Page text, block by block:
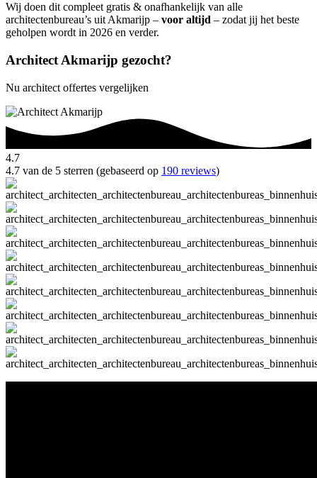
Wij doen dit compleet gratis & onafhankelijk van alle
architectenbureau’s uit Akmarijp – voor altijd – zodat jij het beste
geholpen wordt in 2026 en verder.
Architect Akmarijp gezocht?
Nu architect offertes vergelijken
4.7
4.7 van de 5 sterren (gebaseerd op 190 reviews)